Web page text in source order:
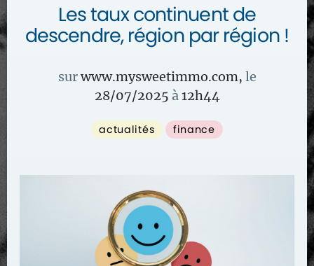
Les taux continuent de
descendre, région par région !
surwww.mysweetimmo.com, le
28/07/2025 à12h44
actualités finance